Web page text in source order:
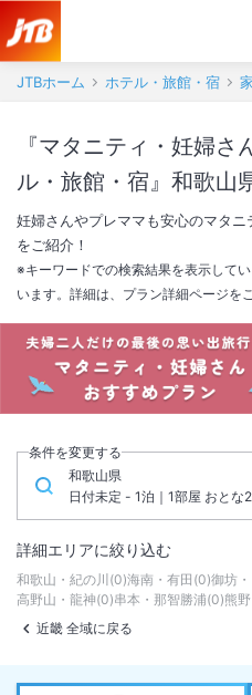
JTBホーム ホテル・旅館・宿
『マタニティ・妊婦
ル・旅館・宿』和歌山
妊婦さんやプレママも安心のマタ
をご紹介！
※キーワードでの検索結果を表示して
います。詳細は、プラン詳細ページを
ファミリー旅行
マタニティ旅行
赤ちゃん歓迎
条件を変更する
和歌山県
日付未定 - 1泊｜1部屋 おとな
詳細エリアに絞り込む
和歌山・紀の川(0)海南・有田 (0)御坊
高野山・龍神(0)串本・那智勝浦(0)熊
近畿 全域に戻る